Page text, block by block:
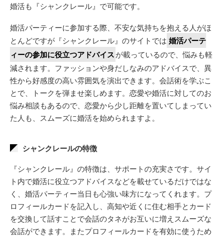
婚活も『シャンクレール』で可能です。
婚活パーティーに参加する際、不安な気持ちを抱える人がほ
とんどですが『シャンクレール』のサイトでは 婚活パーテ
ィーの参加に役立つアドバイスが載っているので、悩みも軽
減されます。ファッションや身だしなみのアドバイスで、異
性から好感度の高い雰囲気を演出できます。会話術を学ぶこ
とで、トークを弾ませ楽しめます。恋愛や婚活に対してのお
悩み相談もあるので、恋愛から少し距離を置いてしまってい
た人も、スムーズに婚活を始められますよ。
シャンクレールの特徴
『シャンクレール』の特徴は、サポートの充実さです。サイ
ト内で婚活に役立つアドバイスなどを載せているだけではな
く、婚活パーティー当日も心強い味方になってくれます。プ
ロフィールカードを記入し、高知や近くに住む相手とカード
を交換して話すことで会話のタネがお互いに増えスムーズな
会話ができます。またプロフィールカードを有効に使うため